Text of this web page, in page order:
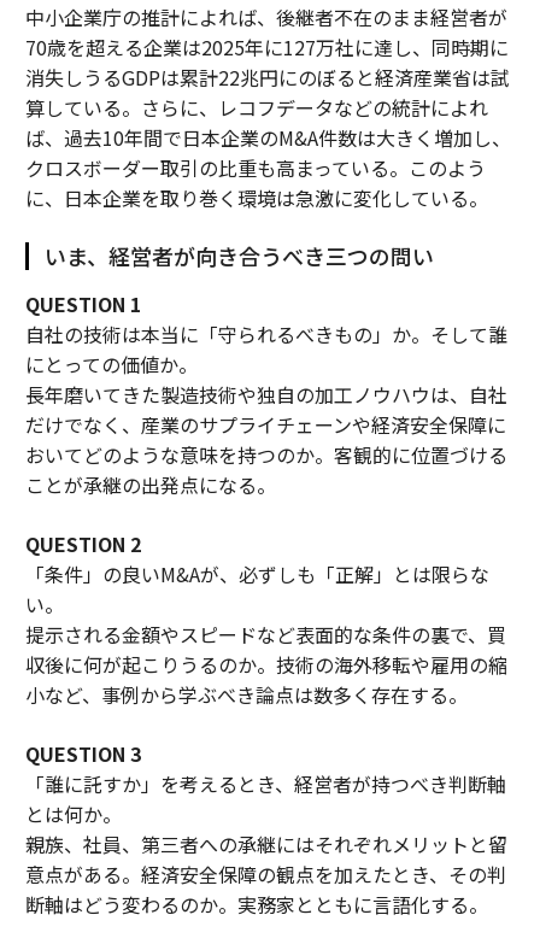
中小企業庁の推計によれば、後継者不在のまま経営者が
70歳を超える企業は2025年に127万社に達し、同時期に
消失しうるGDPは累計22兆円にのぼると経済産業省は試
算している。さらに、レコフデータなどの統計によれ
ば、過去10年間で日本企業のM&A件数は大きく増加し、
クロスボーダー取引の比重も高まっている。このよう
に、日本企業を取り巻く環境は急激に変化している。
いま、経営者が向き合うべき三つの問い
QUESTION 1
自社の技術は本当に「守られるべきもの」か。そして誰
にとっての価値か。
長年磨いてきた製造技術や独自の加工ノウハウは、自社
だけでなく、産業のサプライチェーンや経済安全保障に
おいてどのような意味を持つのか。客観的に位置づける
ことが承継の出発点になる。
QUESTION 2
「条件」の良いM&Aが、必ずしも「正解」とは限らな
い。
提示される金額やスピードなど表面的な条件の裏で、買
収後に何が起こりうるのか。技術の海外移転や雇用の縮
小など、事例から学ぶべき論点は数多く存在する。
QUESTION 3
「誰に託すか」を考えるとき、経営者が持つべき判断軸
とは何か。
親族、社員、第三者への承継にはそれぞれメリットと留
意点がある。経済安全保障の観点を加えたとき、その判
断軸はどう変わるのか。実務家とともに言語化する。